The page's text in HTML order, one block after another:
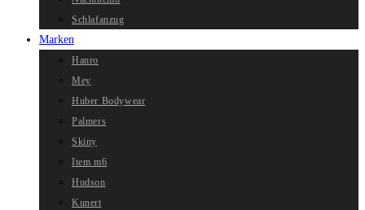
Schlafanzug
Marken
Hanro
Mey
Huber Bodywear
Palmers
Skiny
Item m6
Hudson
Kunert